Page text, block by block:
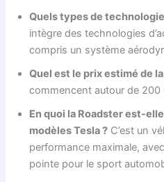
Quels types de
intègre des technologies
compris un système
Quel est le prix estimé de
commencent autour de 200
En quoi la Roadster est-
modèles Tesla ? C’est un
performance maximale,
pointe pour le sport